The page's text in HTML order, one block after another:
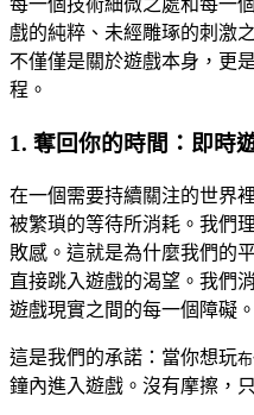
每一個技術細微之處和每一
戲的純粹、未經雕琢的刺激
不僅僅是關於遊戲本身，更
程。
1. 奪回你的時間：即時
在一個需要持續關注的世界
被繁瑣的等待所消耗。我們
敗感。這就是為什麼我們的
直接跳入遊戲的渴望。我們
遊戲現實之間的每一個障礙。
這是我們的承諾：當你想玩
鐘內進入遊戲。沒有摩擦，